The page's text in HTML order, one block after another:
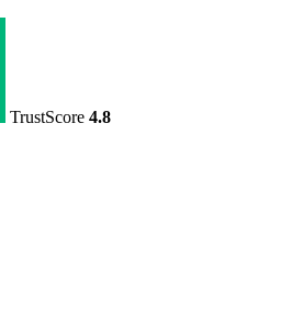
TrustScore 4.8